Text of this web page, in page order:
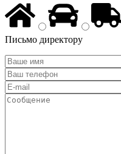
Письмо директору